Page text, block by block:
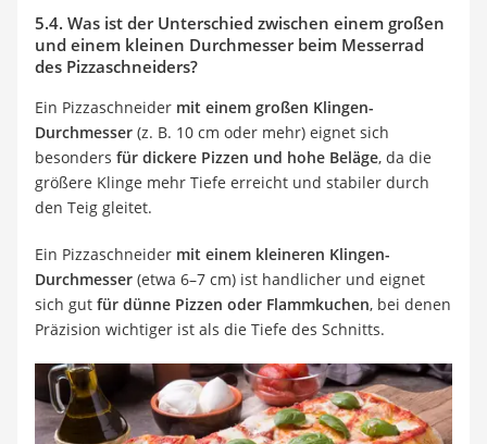
5.4. Was ist der Unterschied zwischen einem großen
und einem kleinen Durchmesser beim Messerrad
des Pizzaschneiders?
Ein Pizzaschneider mit einem großen Klingen-
Durchmesser (z. B. 10 cm oder mehr) eignet sich
besonders für dickere Pizzen und hohe Beläge, da die
größere Klinge mehr Tiefe erreicht und stabiler durch
den Teig gleitet.
Ein Pizzaschneider mit einem kleineren Klingen-
Durchmesser (etwa 6–7 cm) ist handlicher und eignet
sich gut für dünne Pizzen oder Flammkuchen, bei denen
Präzision wichtiger ist als die Tiefe des Schnitts.